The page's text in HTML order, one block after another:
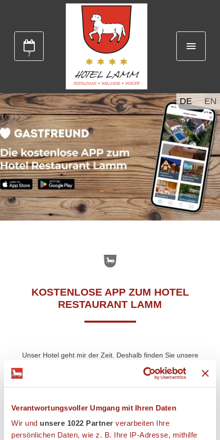
Verantwortungsvoller Umgang mit Ihren Daten
Wir und unsere 1022 Partner verarbeiten Ihre
persönlichen Daten, wie z. B. Ihre IP-Adresse, mithilfe
7
DE EN
KOSTENLOSE APP ZUM HOTEL
RESTAURANT LAMM
Unser Hotel geht mir der Zeit. Deshalb finden Sie unsere
Gästemappe nun digital im Gastfreund-App, dem mobilen
Reiseführer für unser Hotel Restaurant Lamm in
Heimbuchenthal.
Mit Gastfreund stehen Ihnen jederzeit alle wichtigen
Informationen zu unserem Hotel sowie zur Urlaubsregion